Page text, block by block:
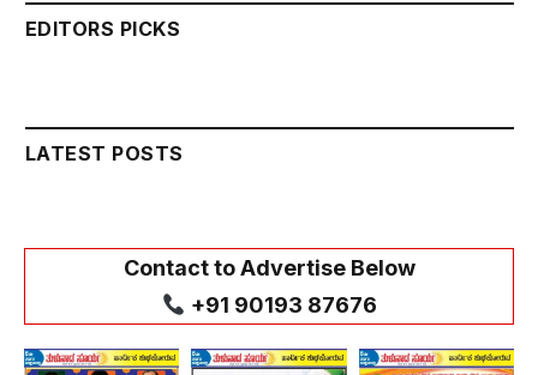
EDITORS PICKS
LATEST POSTS
Contact to Advertise Below
+91 90193 87676